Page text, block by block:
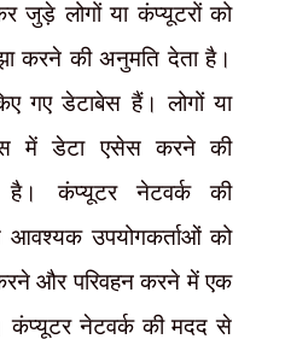
जुड़े लोगों या कंप्यूटरों को
करने की अनुमति देता है।
गए डेटाबेस हैं। लोगों या
में डेटा एसेस करने की
कंप्यूटर नेटवर्क की
उपयोगकर्ताओं को
और परिवहन करने में एक
नेटवर्क की मदद से